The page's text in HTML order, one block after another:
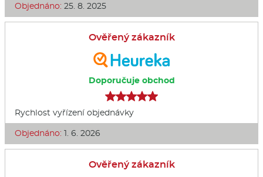
Objednáno: 25. 8. 2025
Ověřený zákazník
Doporučuje obchod
Rychlost vyřízení objednávky
Objednáno: 1. 6. 2026
Ověřený zákazník